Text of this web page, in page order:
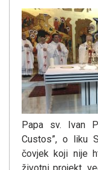
Papa sv. Ivan
Custos”, o liku
čovjek koji nije